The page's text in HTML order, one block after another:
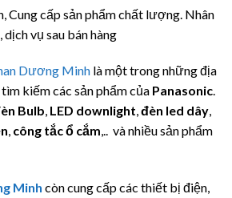
Cung cấp sản phẩm chất lượng. Nhân
vụ sau bán hàng
Dương Minh là một trong những địa
kiếm các sản phẩm của Panasonic.
Bulb, LED downlight,đèn led dây,
, công tắc ổ cắm,.. và nhiều sản phẩm
Minh còn cung cấp các thiết bị điện,